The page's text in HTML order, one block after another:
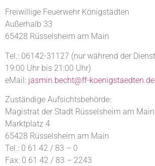
Freiwillige Feuerwehr Königstädten
Außerhalb 33
65428 Rüsselsheim am Main
Tel.: 06142-31127 (nur während der
19:00 Uhr bis 21:00 Uhr)
eMail: jasmin.becht@ff-koenigstaedten.de
Zuständige Aufsichtsbehörde:
Magistrat der Stadt Rüsselsheim am Main
Marktplatz 4
65428 Rüsselsheim am Main
Tel.: 0 61 42 / 83 – 0
Fax: 0 61 42 / 83 – 2243